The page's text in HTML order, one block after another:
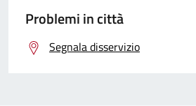
Problemi in città
Segnala disservizio